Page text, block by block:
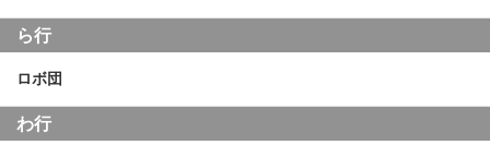
ら行
ロボ団
わ行